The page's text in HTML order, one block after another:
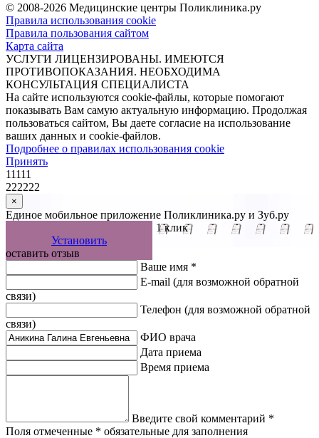
© 2008-2026 Медицинские центры Поликлиника.ру
Правила использования cookie
Правила пользования сайтом
Карта сайта
УСЛУГИ ЛИЦЕНЗИРОВАНЫ. ИМЕЮТСЯ
ПРОТИВОПОКАЗАНИЯ. НЕОБХОДИМА
КОНСУЛЬТАЦИЯ СПЕЦИАЛИСТА
На сайте используются cookie-файлы, которые помогают
показывать Вам самую актуальную информацию. Продолжая
пользоваться сайтом, Вы даете согласие на использование
ваших данных и cookie-файлов.
Подробнее о правилах использования cookie
Принять
11111
222222
×
Единое мобильное приложение Поликлиника.ру и Зуб.ру
Управляйте записью к врачу в 1 клик
Установить
оставить отзыв
Ваше имя *
E-mail (для возможной обратной
связи)
Телефон (для возможной обратной
связи)
ФИО врача
Дата приема
Время приема
Введите свой комментарий *
Поля отмеченные * обязательные для заполнения